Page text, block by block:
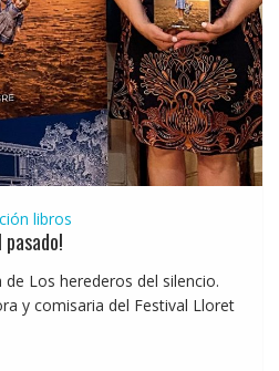
libros
Los herederos del silencio.
y comisaria del Festival Lloret